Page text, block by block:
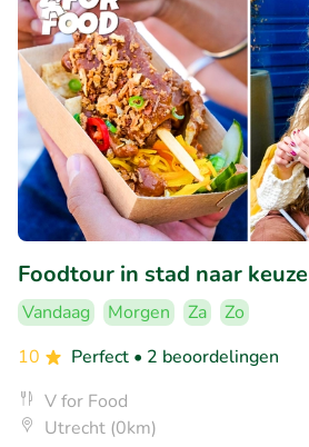
Foodtour in stad naar keuze
Vandaag Morgen Za
Zo
10
Perfect • 2 beoordelingen
V for Food
Utrecht (0km)